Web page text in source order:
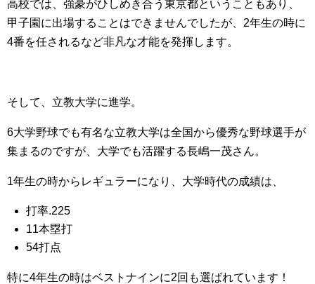
高校では、強豪がひしめき合う東京都ということもあり、
甲子園に出場することはできませんでしたが、2年生の時に
4番を任されるなど非凡な才能を発揮します。
そして、立教大学に進学。
6大学野球でも有名な立教大学は全国から優秀な野球選手が
集まるのですが、大学でも活躍する長嶋一茂さん。
1年生の時からレギュラーになり、大学時代の成績は、
打率.225
11本塁打
54打点
特に4年生の時はベストナインに2回も選ばれています！